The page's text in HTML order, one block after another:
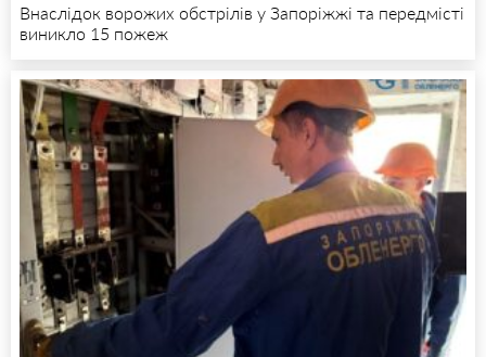
Внаслідок ворожих обстрілів у Запоріжжі та передмісті
виникло 15 пожеж